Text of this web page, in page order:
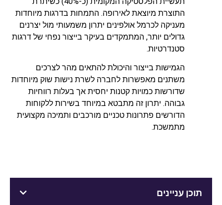
התוצרת מיוצאת לאירופה. התמחות בדרגות מיוחדות
מעניקה לכרמל אולפינים יתרון משמעותי מול יצרנים
גדולים יותר, המתמקדים בעיקר בייצור נפחי של דרגות
סטנדרטיות.
הגמישות בייצור והיכולת להתאים מהר לצרכים
משתנים מאפשרות לחברה לשרת נישות שוק מיוחדות
שדורשות כמויות קטנות יחסית אך בעלות רווחיות
גבוהה. יתרון זה מתבטא במיוחד בשירות ללקוחות
הדורשים פתרונות טכניים מורכבים ותמיכה מקצועית
מתמשכת.
תוכן עניינים